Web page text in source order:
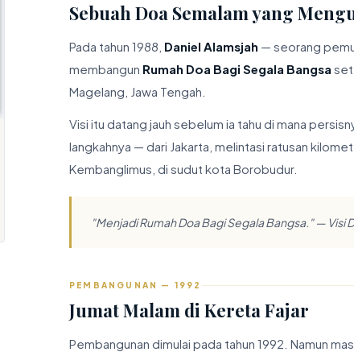
Sebuah Doa Semalam yang
Pada tahun 1988, Daniel Alamsjah — seorang
membangun Rumah Doa Bagi Segala Bangsa
Magelang, Jawa Tengah.
Visi itu datang jauh sebelum ia tahu di mana
langkahnya — dari Jakarta, melintasi ratusan
Kembanglimus, di sudut kota Borobudur.
"Menjadi Rumah Doa Bagi Segala Bangsa." — Visi
PEMBANGUNAN — 1992
Jumat Malam di Kereta Fajar
Pembangunan dimulai pada tahun 1992. Namun